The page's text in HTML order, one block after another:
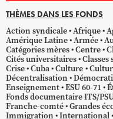
THÈMES DANS LES FONDS
Action syndicale Afrique
Amérique Latine Armée
Catégories mères Centre
Cités universitaires Classes
Crise Cuba Culture
Décentralisation
Enseignement ESU 60-71
Fonds documentaire ITS/
Franche-comté Grandes
Immigration International